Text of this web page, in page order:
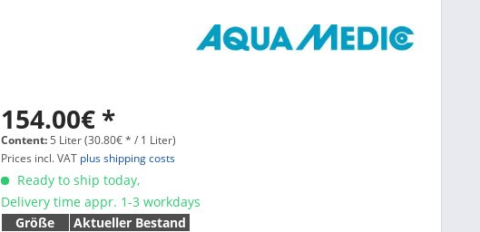
154.00€ *
Content: 5 Liter (30.80€ * / 1 Liter)
Prices incl. VAT plus shipping costs
Ready to ship today,
Delivery time appr. 1-3 workdays
Größe
Aktueller Bestand